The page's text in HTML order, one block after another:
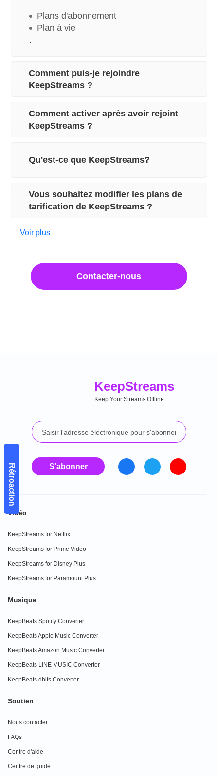
Plans d'abonnement
Plan à vie
.
Comment puis-je rejoindre
KeepStreams ?
Comment activer après avoir rejoint
KeepStreams ?
Qu'est-ce que KeepStreams?
Vous souhaitez modifier les plans de
tarification de KeepStreams ?
Voir plus
Contacter-nous
Rétroaction
KeepStreams
Keep Your Streams Offline
S'abonner
Vidéo
KeepStreams for Netflix
KeepStreams for Prime Video
KeepStreams for Disney Plus
KeepStreams for Paramount Plus
Musique
KeepBeats Spotify Converter
KeepBeats Apple Music Converter
KeepBeats Amazon Music Converter
KeepBeats LINE MUSIC Converter
KeepBeats dhits Converter
Soutien
Nous contacter
FAQs
Centre d'aide
Centre de guide